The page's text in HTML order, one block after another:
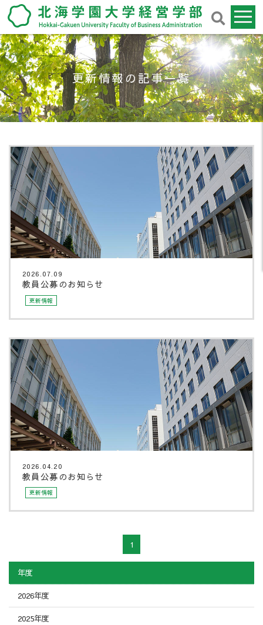
更新情報の記事一覧
2026.07.09
教員公募のお知らせ
更新情報
2026.04.20
教員公募のお知らせ
更新情報
1
年度
2026年度
2025年度